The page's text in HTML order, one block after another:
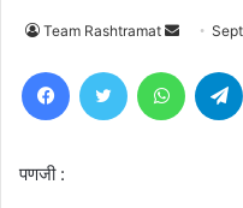
Team Rashtramat
Send
email
FacebookTwitter
पणजी :